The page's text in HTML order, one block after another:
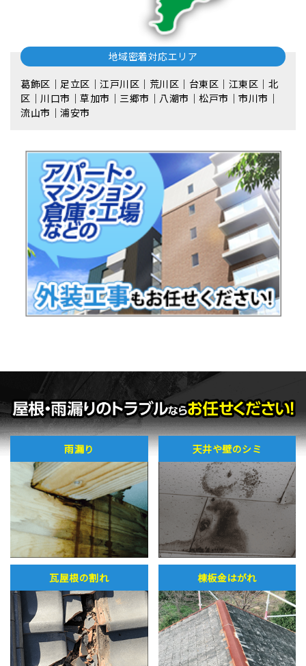
地域密着対応エリア
葛飾区｜足立区｜江戸川区｜荒川区｜台東区｜江東区｜北
区｜川口市｜草加市｜三郷市｜八潮市｜松⼾市｜市川市｜
流⼭市｜浦安市
雨漏り 天井や壁のシミ
瓦屋根の割れ 棟板金はがれ